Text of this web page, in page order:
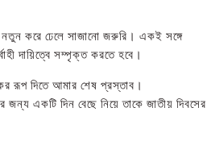
করে ঢেলে সাজানো জরুরি। একই সঙ্গে
দায়িত্বে সম্পৃক্ত করতে হবে।
রূপ দিতে আমার শেষ প্রস্তাব।
জন্য একটি দিন বেছে নিয়ে তাকে জাতীয় দিবসের